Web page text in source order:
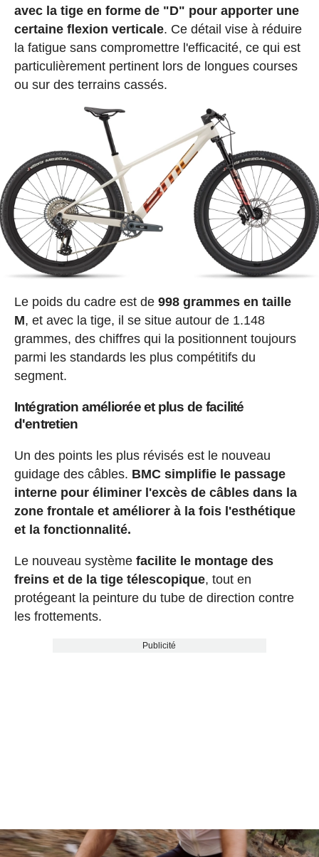
avec la tige en forme de "D" pour apporter une
certaine flexion verticale. Ce détail vise à réduire
la fatigue sans compromettre l'efficacité, ce qui est
particulièrement pertinent lors de longues courses
ou sur des terrains cassés.
Le poids du cadre est de 998 grammes en taille
M, et avec la tige, il se situe autour de 1.148
grammes, des chiffres qui la positionnent toujours
parmi les standards les plus compétitifs du
segment.
Intégration améliorée et plus de facilité
d'entretien
Un des points les plus révisés est le nouveau
guidage des câbles. BMC simplifie le passage
interne pour éliminer l'excès de câbles dans la
zone frontale et améliorer à la fois l'esthétique
et la fonctionnalité.
Le nouveau système facilite le montage des
freins et de la tige télescopique, tout en
protégeant la peinture du tube de direction contre
les frottements.
Publicité